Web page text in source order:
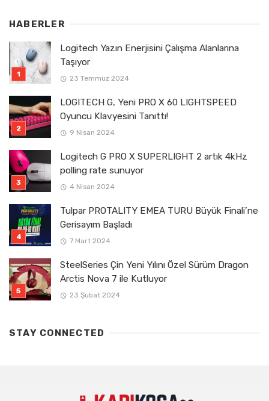
HABERLER
Logitech Yazın Enerjisini Çalışma Alanlarına
Taşıyor
23 Temmuz 2024
LOGITECH G, Yeni PRO X 60 LIGHTSPEED
Oyuncu Klavyesini Tanıttı!
9 Nisan 2024
Logitech G PRO X SUPERLIGHT 2 artık 4kHz
polling rate sunuyor
4 Nisan 2024
Tulpar PROTALITY EMEA TURU Büyük Finali’ne
Gerisayım Başladı
7 Mart 2024
SteelSeries Çin Yeni Yılını Özel Sürüm Dragon
Arctis Nova 7 ile Kutluyor
23 Şubat 2024
STAY CONNECTED